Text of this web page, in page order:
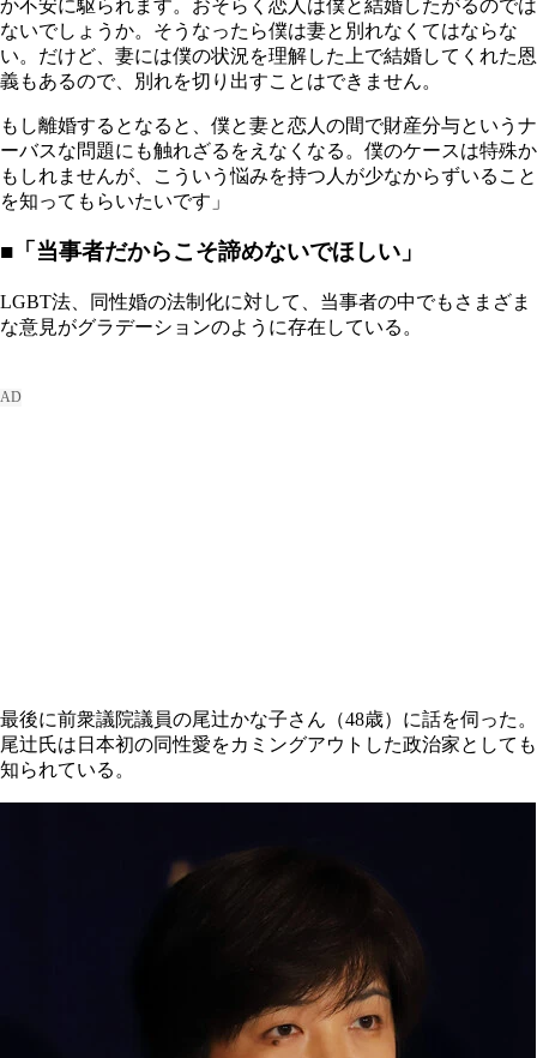
か不安に駆られます。おそらく恋人は僕と結婚したがるのでは
ないでしょうか。そうなったら僕は妻と別れなくてはならな
い。だけど、妻には僕の状況を理解した上で結婚してくれた恩
義もあるので、別れを切り出すことはできません。
もし離婚するとなると、僕と妻と恋人の間で財産分与というナ
ーバスな問題にも触れざるをえなくなる。僕のケースは特殊か
もしれませんが、こういう悩みを持つ人が少なからずいること
を知ってもらいたいです」
■「当事者だからこそ諦めないでほしい」
LGBT法、同性婚の法制化に対して、当事者の中でもさまざま
な意見がグラデーションのように存在している。
最後に前衆議院議員の尾辻かな子さん（48歳）に話を伺った。
尾辻氏は日本初の同性愛をカミングアウトした政治家としても
知られている。